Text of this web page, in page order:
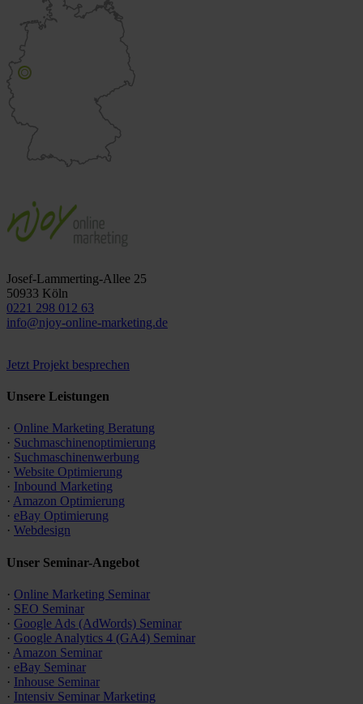
Josef-Lammerting-Allee 25
50933 Köln
0221 298 012 63
info@njoy-online-marketing.de
Jetzt Projekt besprechen
Unsere Leistungen
· Online Marketing Beratung
· Suchmaschinen­optimierung
· Suchmaschinen­werbung
· Website Optimierung
· Inbound Marketing
· Amazon Optimierung
· eBay Optimierung
· Webdesign
Unser Seminar-Angebot
· Online Marketing Seminar
· SEO Seminar
· Google Ads (AdWords) Seminar
· Google Analytics 4 (GA4) Seminar
· Amazon Seminar
· eBay Seminar
· Inhouse Seminar
· Intensiv Seminar Marketing